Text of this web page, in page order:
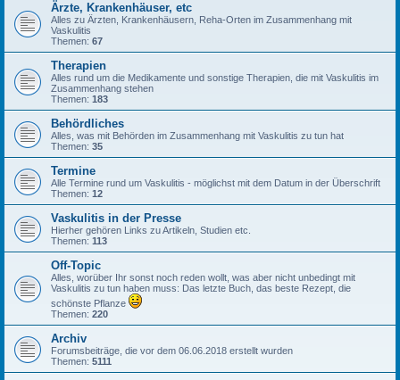
Ärzte, Krankenhäuser, etc
Alles zu Ärzten, Krankenhäusern, Reha-Orten im Zusammenhang mit
Vaskulitis
Themen: 67
Therapien
Alles rund um die Medikamente und sonstige Therapien, die mit Vaskulitis im
Zusammenhang stehen
Themen: 183
Behördliches
Alles, was mit Behörden im Zusammenhang mit Vaskulitis zu tun hat
Themen: 35
Termine
Alle Termine rund um Vaskulitis - möglichst mit dem Datum in der Überschrift
Themen: 12
Vaskulitis in der Presse
Hierher gehören Links zu Artikeln, Studien etc.
Themen: 113
Off-Topic
Alles, worüber Ihr sonst noch reden wollt, was aber nicht unbedingt mit
Vaskulitis zu tun haben muss: Das letzte Buch, das beste Rezept, die
schönste Pflanze
Themen: 220
Archiv
Forumsbeiträge, die vor dem 06.06.2018 erstellt wurden
Themen: 5111